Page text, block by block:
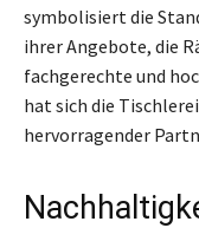
symbolisiert die
ihrer Angebote, die
fachgerechte und
hat sich die
hervorragender